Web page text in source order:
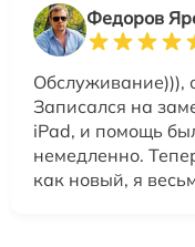
Федоров
Обслуживание))),
Записался на
iPad, и помощь
немедленно.
как новый, я